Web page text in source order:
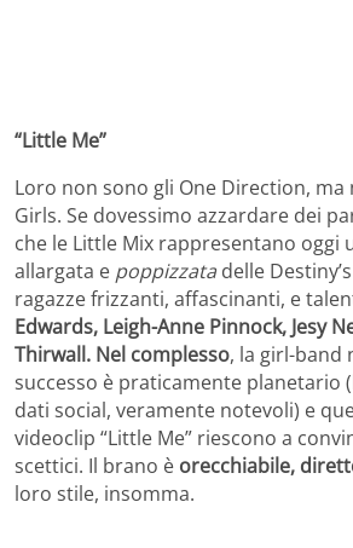
“Little Me”
Loro non sono gli One Direction, ma
Girls. Se dovessimo azzardare dei
che le Little Mix rappresentano oggi
allargata e poppizzata delle
ragazze frizzanti, affascinanti, e
Edwards, Leigh-Anne Pinnock, Jesy
Thirwall. Nel complesso, la girl-band
successo è praticamente planetario
dati social, veramente notevoli) e
videoclip “Little Me” riescono a
scettici. Il brano è orecchiabile,
loro stile, insomma.